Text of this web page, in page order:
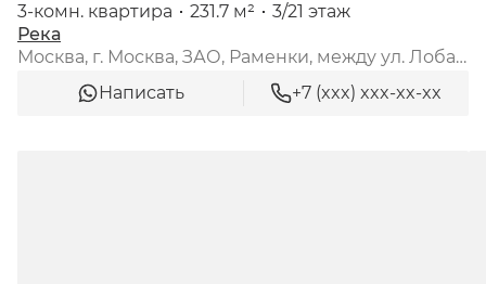
3-комн. квартира 231.7 м²
3/21 этаж
Река
Москва, г. Москва, ЗАО, Раменки, между ул. Лобачевского и платформой "Матвеевское"
Написать
+7 (xxx) xxx-xx-xx